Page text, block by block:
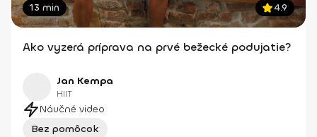
13 min 4.9
Ako vyzerá príprava na prvé bežecké podujatie?
Jan Kempa
HIIT
Náučné video
Bez pomôcok